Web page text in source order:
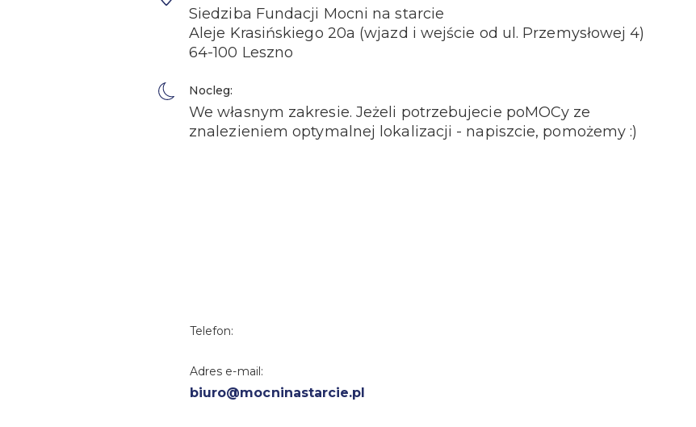
Siedziba Fundacji Mocni na starcie
Aleje Krasińskiego 20a (wjazd i wejście od ul. Przemysłowej 4)
64-100 Leszno
Nocleg:
We własnym zakresie. Jeżeli potrzebujecie poMOCy ze
znalezieniem optymalnej lokalizacji - napiszcie, pomożemy :)
Telefon:
Adres e-mail:
biuro@mocninastarcie.pl